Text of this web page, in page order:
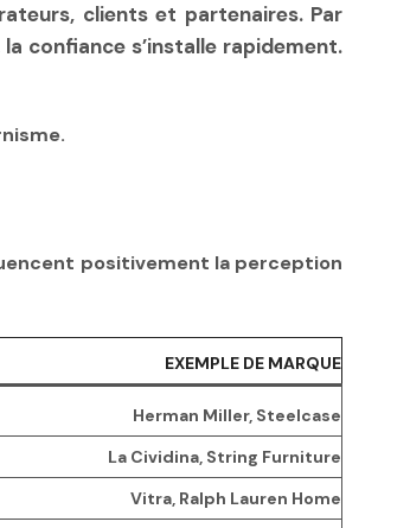
clients et partenaires. Par
confiance s’installe rapidement.
positivement la perception
EXEMPLE DE MARQUE
Herman Miller, Steelcase
La Cividina, String Furniture
Vitra, Ralph Lauren Home